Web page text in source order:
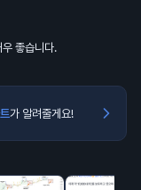
좋습니다.
가 알려줄게요!